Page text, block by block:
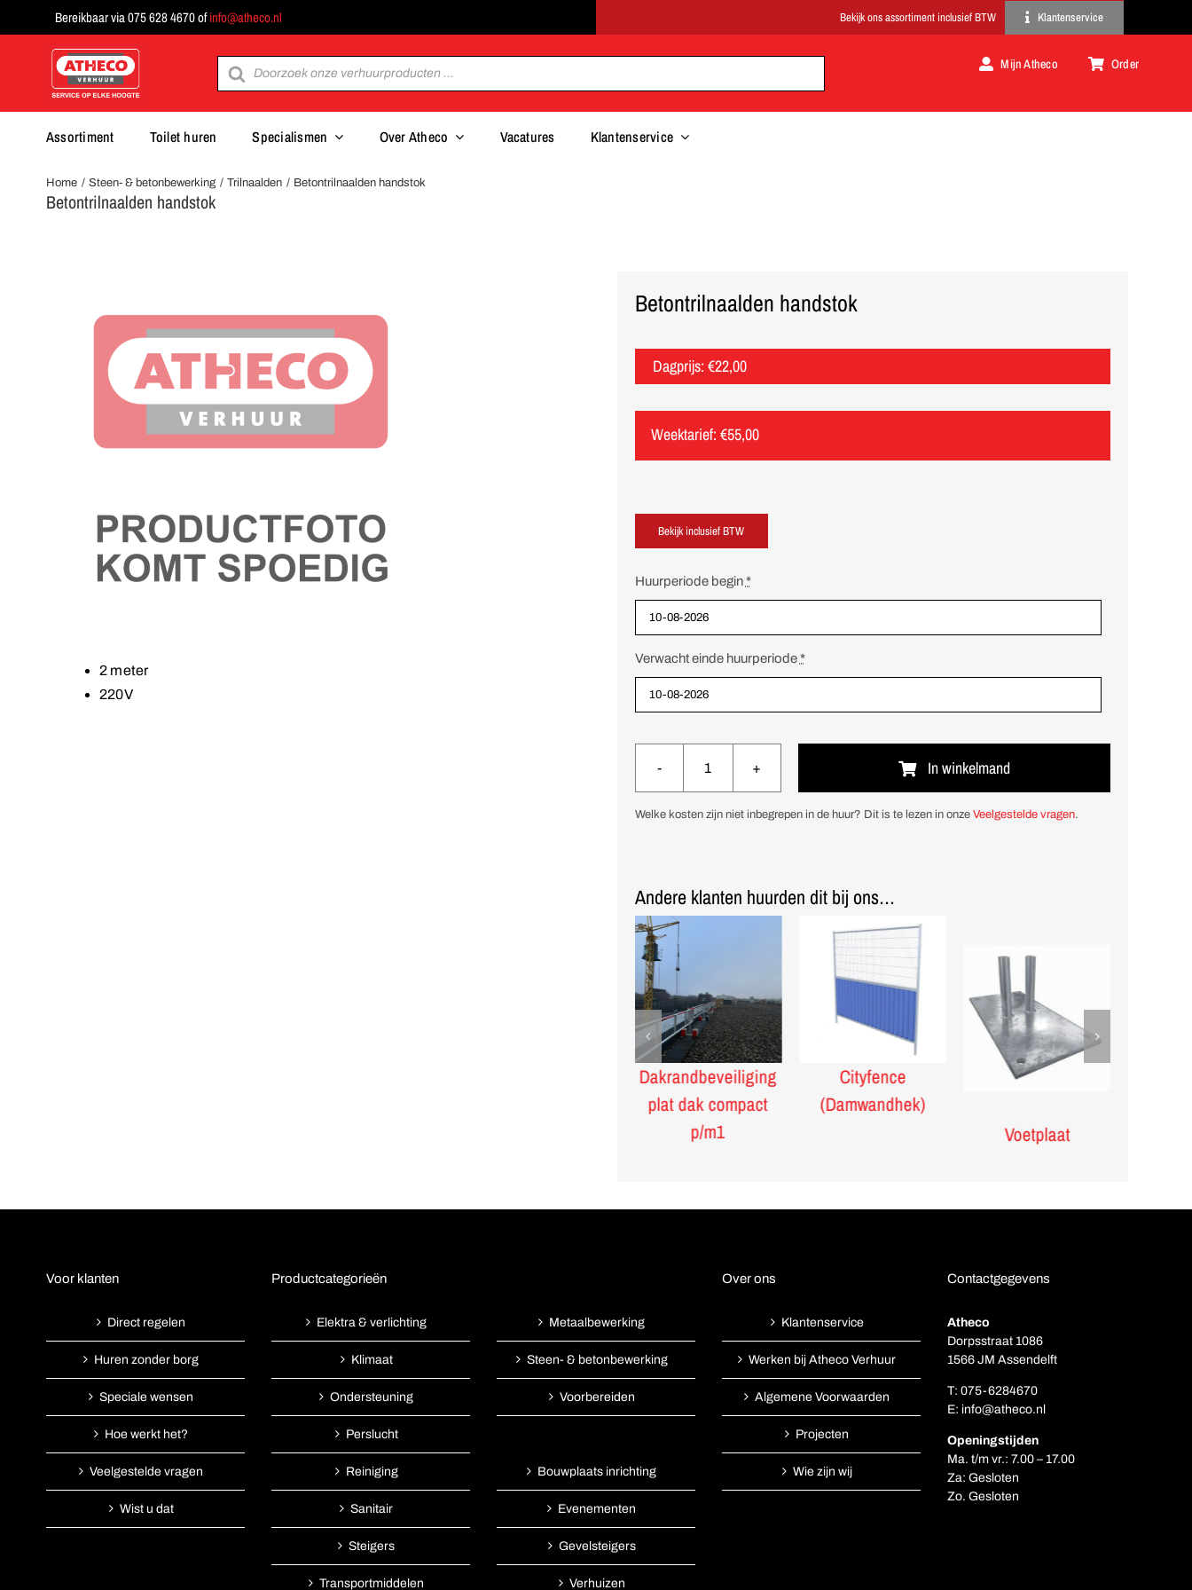
Bereikbaar via 075 628 4670 ofinfo@atheco.nl Klantenservice
Producten
zoeken
Mijn Atheco Order
Assortiment Toilet huren Specialismen Over Atheco Vacatures Klantenservice
Home Steen- & betonbewerking Trilnaalden Betontrilnaalden handstok
Betontrilnaalden handstok
2 meter
220V
Betontrilnaalden handstok
Dagprijs: €22,00
Weektarief: €55,00
Huurperiode begin*
Verwacht einde huurperiode*
Betontrilnaalden
handstok
aantal
In winkelmand
Welke kosten zijn niet inbegrepen in de huur? Dit is te lezen in onze Veelgestelde vragen.
Andere klanten huurden dit bij ons…
Dakrandbeveiliging
plat dak compact
p/m1
Cityfence
(Damwandhek)
Voetplaat
Voor klanten
Direct regelen
Huren zonder borg
Speciale wensen
Hoe werkt het?
Veelgestelde vragen
Wist u dat
Productcategorieën
Elektra & verlichting
Klimaat
Ondersteuning
Perslucht
Reiniging
Sanitair
Steigers
Transportmiddelen
Metaalbewerking
Steen- & betonbewerking
Voorbereiden
Bouwplaats inrichting
Evenementen
Gevelsteigers
Verhuizen
Over ons
Klantenservice
Werken bij Atheco Verhuur
Algemene Voorwaarden
Projecten
Wie zijn wij
Contactgegevens
Atheco
Dorpsstraat 1086
1566 JM Assendelft
T: 075-6284670
E: info@atheco.nl
Openingstijden
Ma. t/m vr.: 7.00 – 17.00
Za: Gesloten
Zo. Gesloten